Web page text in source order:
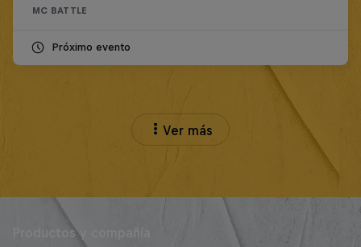
MC BATTLE
Próximo evento
Ver más